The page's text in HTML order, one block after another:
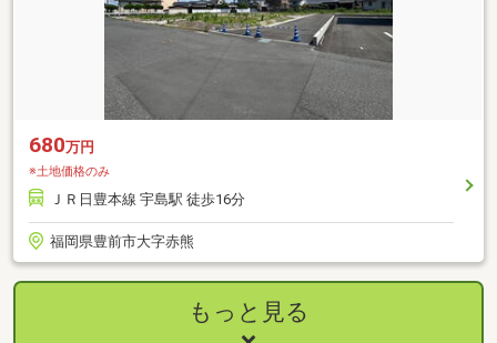
680万円
※土地価格のみ
ＪＲ日豊本線 宇島駅 徒歩16分
福岡県豊前市大字赤熊
もっと見る